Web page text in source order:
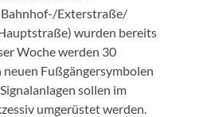
Exterstraße/
wurden bereits
Woche werden 30
Fußgängersymbolen
sollen im
umgerüstet werden.